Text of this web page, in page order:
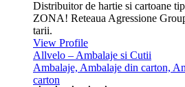
Distribuitor de hartie si cartoane
ZONA! Reteaua Agressione
tarii.
View Profile
Allvelo – Ambalaje si Cutii
Ambalaje, Ambalaje din carton,
carton